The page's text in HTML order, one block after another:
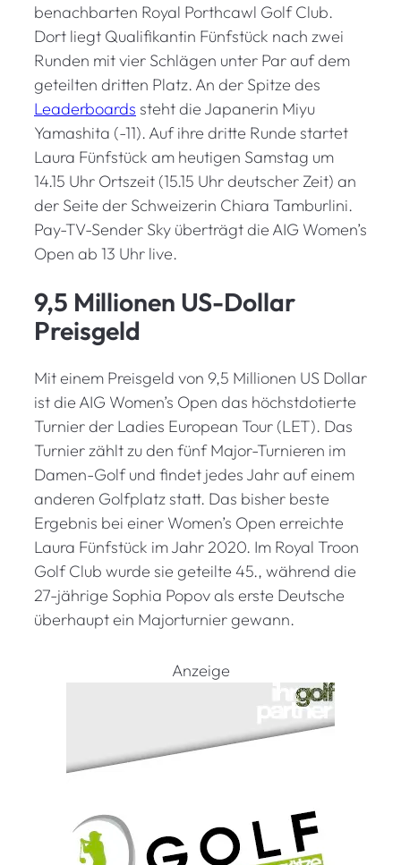
benachbarten Royal Porthcawl Golf Club.
Dort liegt Qualifikantin Fünfstück nach zwei
Runden mit vier Schlägen unter Par auf dem
geteilten dritten Platz. An der Spitze des
Leaderboards steht die Japanerin Miyu
Yamashita (-11). Auf ihre dritte Runde startet
Laura Fünfstück am heutigen Samstag um
14.15 Uhr Ortszeit (15.15 Uhr deutscher Zeit) an
der Seite der Schweizerin Chiara Tamburlini.
Pay-TV-Sender Sky überträgt die AIG Women’s
Open ab 13 Uhr live.
9,5 Millionen US-Dollar
Preisgeld
Mit einem Preisgeld von 9,5 Millionen US Dollar
ist die AIG Women’s Open das höchstdotierte
Turnier der Ladies European Tour (LET). Das
Turnier zählt zu den fünf Major-Turnieren im
Damen-Golf und findet jedes Jahr auf einem
anderen Golfplatz statt. Das bisher beste
Ergebnis bei einer Women’s Open erreichte
Laura Fünfstück im Jahr 2020. Im Royal Troon
Golf Club wurde sie geteilte 45., während die
27-jährige Sophia Popov als erste Deutsche
überhaupt ein Majorturnier gewann.
Anzeige